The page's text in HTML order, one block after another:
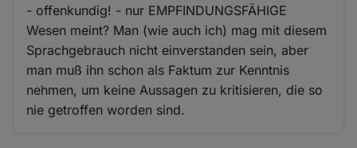
- offenkundig! - nur EMPFINDUNGSFÄHIGE
Wesen meint? Man (wie auch ich) mag mit diesem
Sprachgebrauch nicht einverstanden sein, aber
man muß ihn schon als Faktum zur Kenntnis
nehmen, um keine Aussagen zu kritisieren, die so
nie getroffen worden sind.